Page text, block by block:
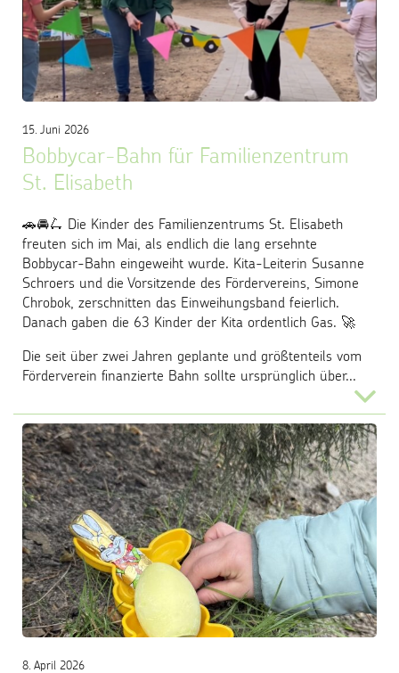
Bobbycar-Bahn für Familienzentrum
St. Elisabeth
15. Juni 2026
🚗🚘🛴 Die Kinder des Familienzentrums St. Elisabeth
freuten sich im Mai, als endlich die lang ersehnte
Bobbycar-Bahn eingeweiht wurde. Kita-Leiterin Susanne
Schroers und die Vorsitzende des Fördervereins, Simone
Chrobok, zerschnitten das Einweihungsband feierlich.
Danach gaben die 63 Kinder der Kita ordentlich Gas. 🚀
Die seit über zwei Jahren geplante und größtenteils vom
Förderverein finanzierte Bahn sollte ursprünglich über...
8. April 2026